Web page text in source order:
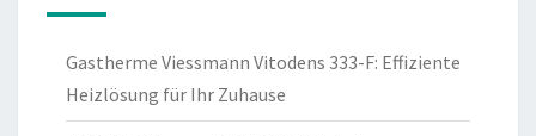
Gastherme Viessmann Vitodens 333-F: Effiziente
Heizlösung für Ihr Zuhause